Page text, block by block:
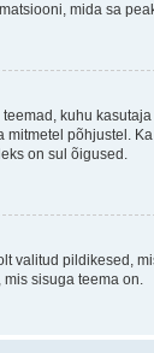
mida sa
kuhu
mitmetel põhjustel.
on sul õigused.
valitud pildikesed,
mis sisuga teema on.